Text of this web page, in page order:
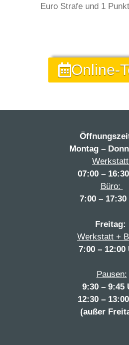
Euro Strafe und 1
Online-
Montag –
07:00 –
Büro:
7:00 –
Freitag:
Werkstatt +
7:00 – 12:00
Pausen:
9:30 – 9:45
12:30 –
(außer